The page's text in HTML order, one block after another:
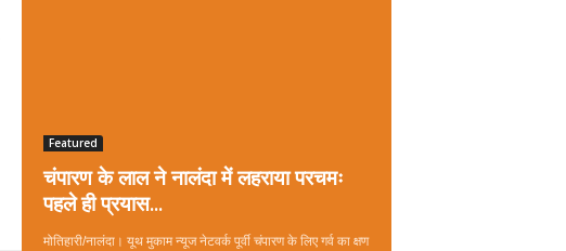
Featured
चंपारण के लाल ने नालंदा में लहराया परचमः
पहले ही प्रयास...
मोतिहारी/नालंदा। यूथ मुकाम न्यूज नेटवर्क पूर्वी चंपारण के लिए गर्व का क्षण